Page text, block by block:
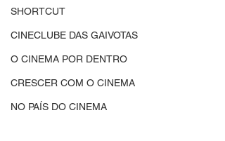
SHORTCUT
CINECLUBE DAS GAIVOTAS
O CINEMA POR DENTRO
CRESCER COM O CINEMA
NO PAÍS DO CINEMA